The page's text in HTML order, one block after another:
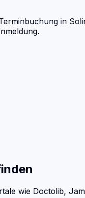
in
wie Doctolib,